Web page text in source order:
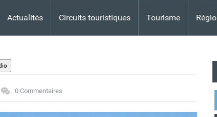
Actualités Circuits touristiques Tourisme
0 Commentaires